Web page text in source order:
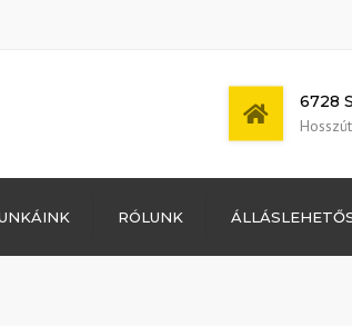
Bejegyzések
6728
RÓLUNK